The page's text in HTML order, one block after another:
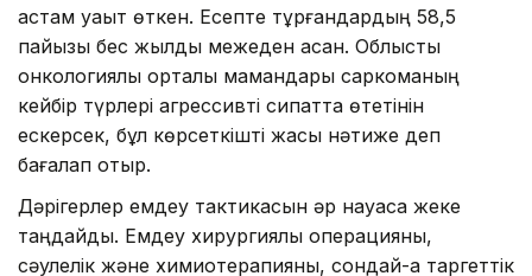
астам уақыт өткен. Есепте тұрғандардың 58,5
пайызы бес жылдық межеден асқан. Облыстық
онкологиялық орталық мамандары саркоманың
кейбір түрлері агрессивті сипатта өтетінін
ескерсек, бұл көрсеткішті жақсы нәтиже деп
бағалап отыр.
Дәрігерлер емдеу тактикасын әр науқасқа жеке
таңдайды. Емдеу хирургиялық операцияны,
сәулелік және химиотерапияны, сондай-ақ таргеттік